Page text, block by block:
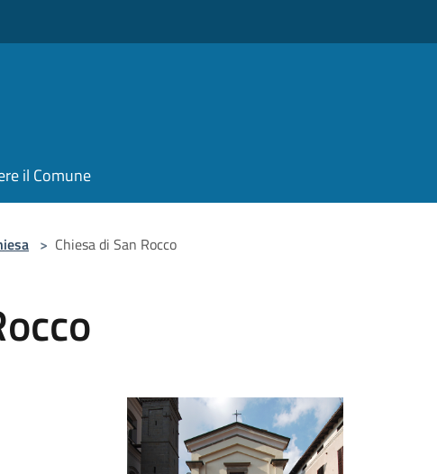
il Comune
> Chiesa di San Rocco